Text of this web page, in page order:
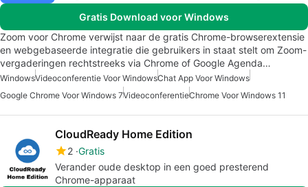
Gratis Download voor Windows
Zoom voor Chrome verwijst naar de gratis Chrome-browserextensie
en webgebaseerde integratie die gebruikers in staat stelt om Zoom-
vergaderingen rechtstreeks via Chrome of Google Agenda…
WindowsVideoconferentie Voor WindowsChat App Voor Windows
Google Chrome Voor Windows 7VideoconferentieChrome Voor Windows 11
CloudReady Home Edition
2 Gratis
Verander oude desktop in een goed presterend
Chrome-apparaat